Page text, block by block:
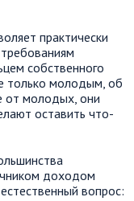
практически
собственного
только молодым, об
от молодых, они
оставить что-
доходом
вопрос: